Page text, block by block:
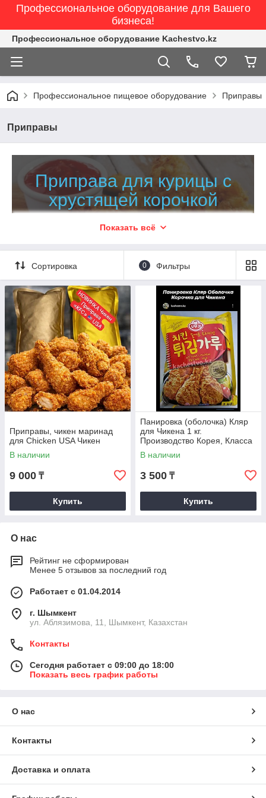
Профессиональное оборудование для Вашего
бизнеса!
Профессиональное оборудование Kachestvo.kz
Профессиональное пищевое оборудование Приправы
Приправы
Приправа для курицы с
хрустящей корочкой
повара кафе и ресторанов идут на различные
ухищрения для того, чтобы их блюда понравились
посетителям.
Смотреть весь ассортимент
Весы: главные особенности и
характеристики
Надежный поставщик
Для усиления вкуса курицы
Чикен. Купить всё необходимое
для приготовления вкусных и
Широкий ассортимент
Все свои товары мы получаем
товаров.
Показать всё
Сортировка 0 Фильтры
Приправы, чикен маринад
для Chicken USA Чикен
В наличии
9 000 ₸
Купить
Панировка (оболочка) Кляр
для Чикена 1 кг.
Производство Корея, Класса
Premium Lux
В наличии
3 500 ₸
Купить
О нас
Рейтинг не сформирован
Менее 5 отзывов за последний год
Работает с 01.04.2014
г. Шымкент
ул. Аблязимова, 11, Шымкент, Казахстан
Контакты
Сегодня работает с 09:00 до 18:00
Показать весь график работы
О нас
Контакты
Доставка и оплата